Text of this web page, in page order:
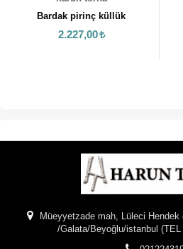
Bardak pirinç küllük
2.227,00
Müeyyetzade mah, Lüleci
/Galata/Beyoğlu/istanbul